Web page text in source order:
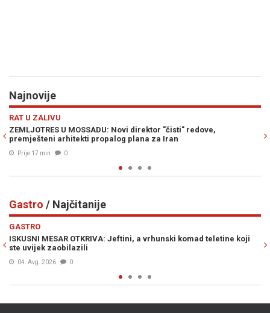
Najnovije
ESTRADA
DINO MERLIN ISPUNIO KOŠEVO TRI VEČERI ZAREDOM:
200.000 ljudi stvorilo najveći spektakl od Olimpijade
Prije 19 min
Gastro / Najčitanije
teletine koji
RECEPT STARI UVIJEK PALI: Na brzinu napravite
ne zaboravite trik prije serviranja...
04. Avg. 2026